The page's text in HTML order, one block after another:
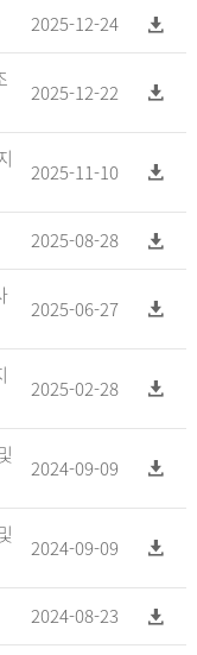
2025-12-24
2025-12-22
2025-11-10
2025-08-28
2025-06-27
2025-02-28
2024-09-09
2024-09-09
2024-08-23